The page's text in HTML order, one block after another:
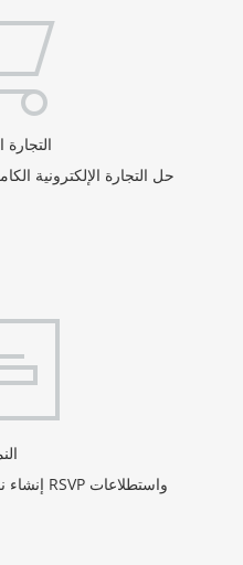
التجارة
حل التجارة الإلكترونية
إنشاء نماذج اتصال مخصصة وقوائم RSVP واستطلاعات